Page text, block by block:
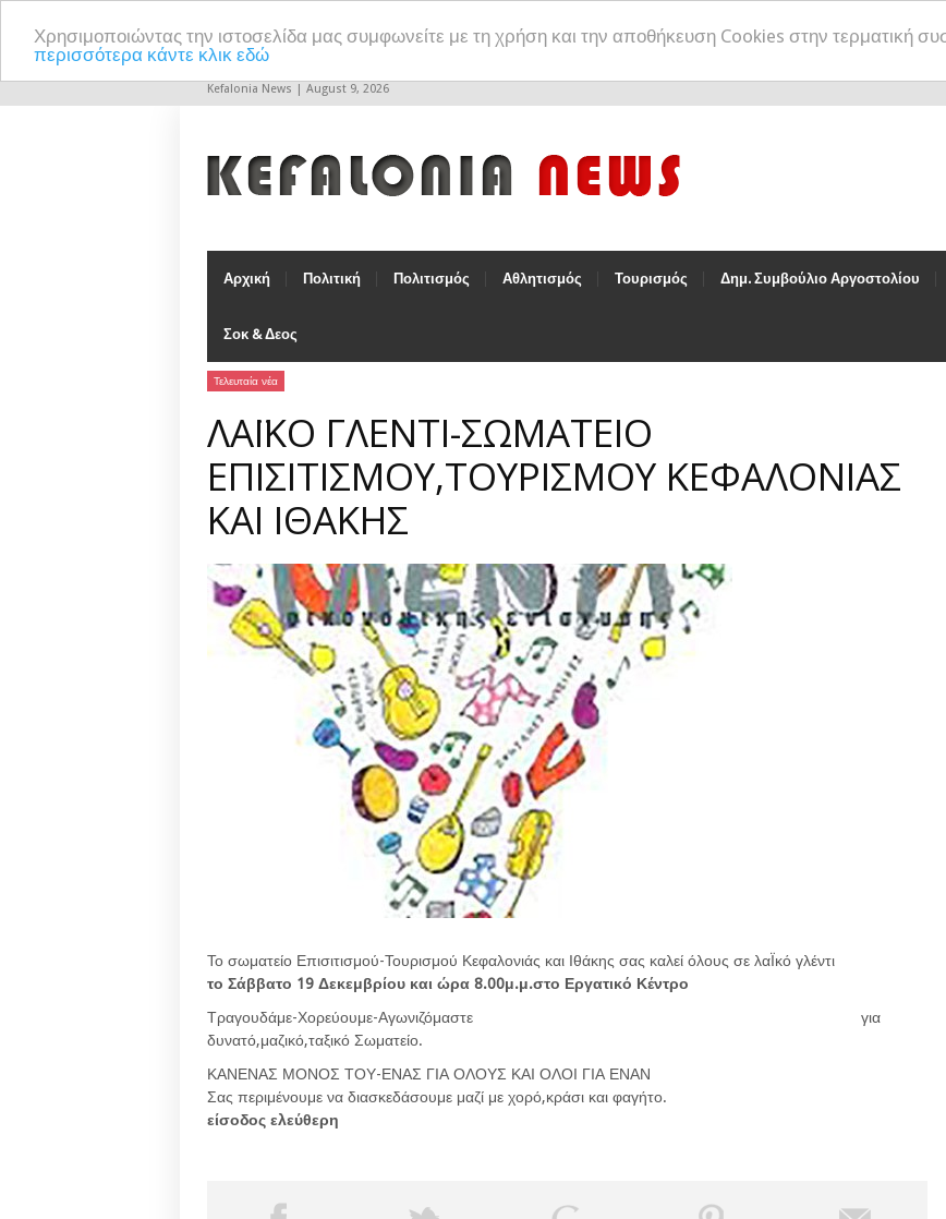
Χρησιμοποιώντας την ιστοσελίδα μας συμφωνείτε με τη χρήση και την αποθήκευση Cookies στην τερματική
περισσότερα κάντε κλικ εδώ
Kefalonia News | August 9, 2026
Αρχική Πολιτική Πολιτισμός Αθλητισμός Τουρισμός Δημ. Συμβούλιο Αργοστολίου
Σοκ & Δεος
Τελευταία νέα
ΛΑΪΚΟ ΓΛΕΝΤΙ-ΣΩΜΑΤΕΙΟ
ΕΠΙΣΙΤΙΣΜΟΥ,ΤΟΥΡΙΣΜΟΥ ΚΕΦΑΛΟΝΙΑΣ
ΚΑΙ ΙΘΑΚΗΣ
Το σωματείο Επισιτισμού-Τουρισμού Κεφαλονιάς και Ιθάκης σας καλεί όλους σε λαΪκό γλέντι
το Σάββατο 19 Δεκεμβρίου και ώρα 8.00μ.μ.στο Εργατικό Κέντρο
Τραγουδάμε-Χορεύουμε-Αγωνιζόμαστε για
δυνατό,μαζικό,ταξικό Σωματείο.
ΚΑΝΕΝΑΣ ΜΟΝΟΣ ΤΟΥ-ΕΝΑΣ ΓΙΑ ΟΛΟΥΣ ΚΑΙ ΟΛΟΙ ΓΙΑ ΕΝΑΝ
Σας περιμένουμε να διασκεδάσουμε μαζί με χορό,κράσι και φαγήτο.
είσοδος ελεύθερη